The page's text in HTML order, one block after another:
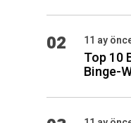
02 11 ay
Top 10
Binge-